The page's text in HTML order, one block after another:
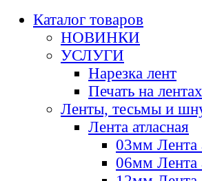
Каталог товаров
НОВИНКИ
УСЛУГИ
Нарезка лент
Печать на лентах
Ленты, тесьмы и
Лента атласная
03мм Лента
06мм Лента